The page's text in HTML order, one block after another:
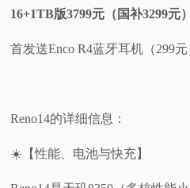
16+1TB版3799元（国补3299元
首发送Enco R4蓝牙耳机（299元
Reno14的详细信息：
☀️【性能、电池与快充】